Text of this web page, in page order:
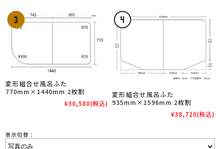
変形組合せ風呂ふた
770mm×1440mm 2枚割
¥30,580(税込)
変形組合せ風呂ふた
935mm×1596mm 2枚割
¥38,720(税込)
表示切替：